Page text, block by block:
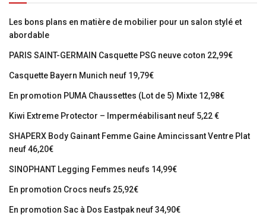
Les bons plans en matière de mobilier pour un salon stylé et
abordable
PARIS SAINT-GERMAIN Casquette PSG neuve coton 22,99€
Casquette Bayern Munich neuf 19,79€
En promotion PUMA Chaussettes (Lot de 5) Mixte 12,98€
Kiwi Extreme Protector – Imperméabilisant neuf 5,22 €
SHAPERX Body Gainant Femme Gaine Amincissant Ventre Plat
neuf 46,20€
SINOPHANT Legging Femmes neufs 14,99€
En promotion Crocs neufs 25,92€
En promotion Sac à Dos Eastpak neuf 34,90€